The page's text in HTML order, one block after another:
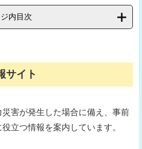
内目次
サイト
害が発生した場合に備え、事前
立つ情報を案内しています。